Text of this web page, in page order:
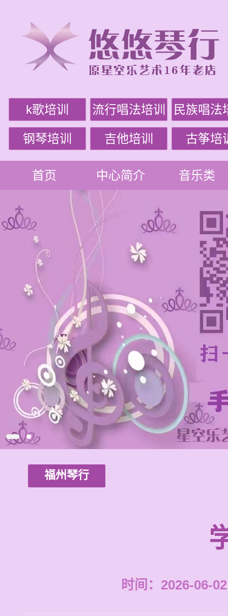
k歌培训 流行唱法培训 民族唱法
钢琴培训 吉他培训 古筝培
首页 中心简介 音乐类
福州琴行
时间：2026-06-